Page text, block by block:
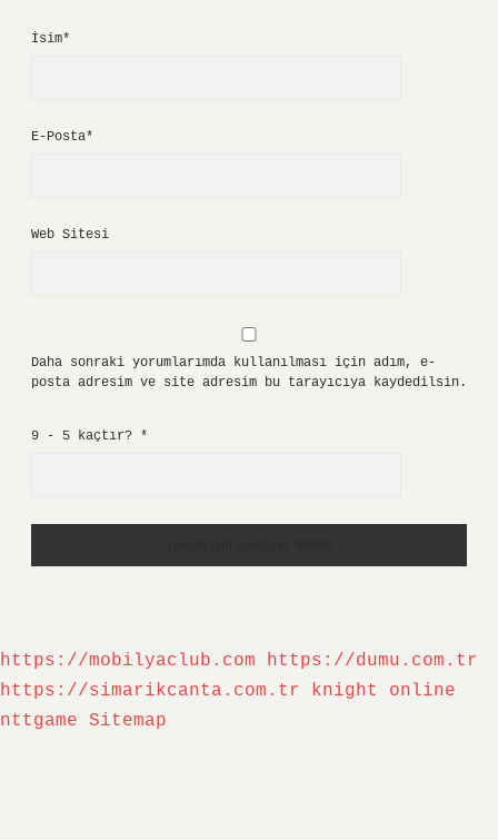
İsim*
E-Posta*
Web Sitesi
Daha sonraki yorumlarımda kullanılması için adım, e-
posta adresim ve site adresim bu tarayıcıya kaydedilsin.
9 - 5 kaçtır? *
https://mobilyaclub.com
https://dumu.com.tr
https://simarikcanta.com.tr
knight online
nttgame
Sitemap